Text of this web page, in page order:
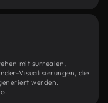
mit surrealen,
Visualisierungen, die
werden.